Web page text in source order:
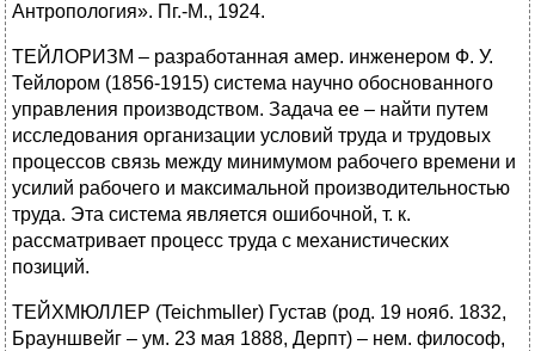
Антропология». Пг.-М., 1924.
ТЕЙЛОРИЗМ – разработанная амер. инженером Ф. У.
Тейлором (1856-1915) система научно обоснованного
управления производством. Задача ее – найти путем
исследования организации условий труда и трудовых
процессов связь между минимумом рабочего времени и
усилий рабочего и максимальной производительностью
труда. Эта система является ошибочной, т. к.
рассматривает процесс труда с механистических
позиций.
ТЕЙХМЮЛЛЕР (Teichmьller) Густав (род. 19 нояб. 1832,
Брауншвейг – ум. 23 мая 1888, Дерпт) – нем. философ,